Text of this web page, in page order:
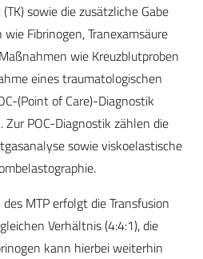
sowie die zusätzliche Gabe
Fibrinogen, Tranexamsäure
wie Kreuzblutproben
eines traumatologischen
(Point of Care)-Diagnostik
POC-Diagnostik zählen die
sowie viskoelastische
MTP erfolgt die Transfusion
Verhältnis (4:4:1), die
kann hierbei weiterhin